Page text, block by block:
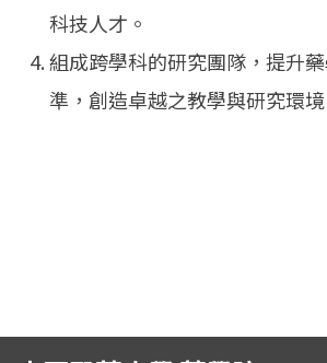
科技人才。
組成跨學科的研究團隊，提升
準，創造卓越之教學與研究環境